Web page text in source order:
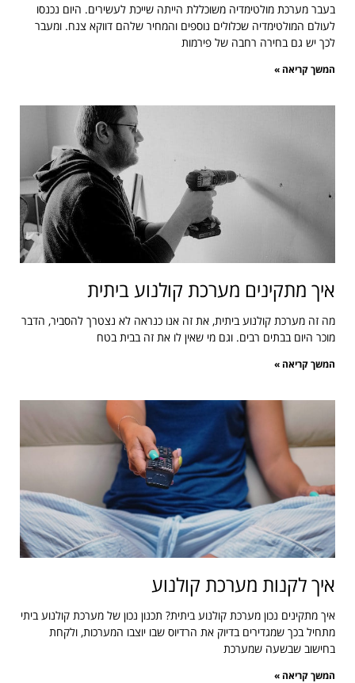
בעבר מערכת מולטימדיה משוכללת הייתה שייכת לעשירים. היום נכנסו
לעולם המולטימדיה שכלולים נוספים והמחיר שלהם דווקא צנח. ומעבר
לכך יש גם בחירה רחבה של פירמות
המשך קריאה »
איך מתקינים מערכת קולנוע ביתית
מה זה מערכת קולנוע ביתית, את זה אנו כנראה לא נצטרך להסביר, הדבר
מוכר היום בבתים רבים. וגם מי שאין לו את זה בבית בטח
המשך קריאה »
איך לקנות מערכת קולנוע
איך מתקינים נכון מערכת קולנוע ביתית? תכנון נכון של מערכת קולנוע ביתי
מתחיל בכך שמגדירים בדיוק את הרדיוס שבו יוצבו המערכות, ולקחת
בחישוב שבשעה שמערכת
המשך קריאה »